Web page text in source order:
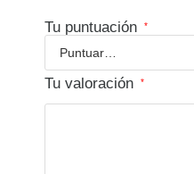
Tu puntuación *
Tu valoración *